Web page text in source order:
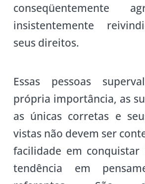
conseqüentemente
insistentemente
seus direitos.
Essas pessoas
própria importância, as
as únicas corretas e
vistas não devem ser
facilidade em
tendência em